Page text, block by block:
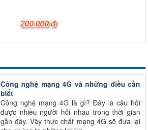
200.000 đ
Công nghệ mạng 4G và những điều cần
biết
Công nghệ mạng 4G là gì? Đây là câu hỏi
được nhiều người hỏi nhau trong thời gian
gần đây. Vậy thực chất mạng 4G sẽ đưa lại